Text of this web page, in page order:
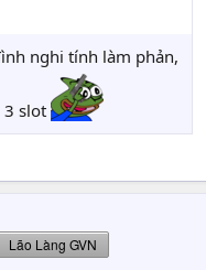
96. While the
to finish the story
anticipation
still unfolding,
with monumental
dramatic battles that
we’ve followed for so
nghi tính làm phản,
3 slot
Lão Làng GVN